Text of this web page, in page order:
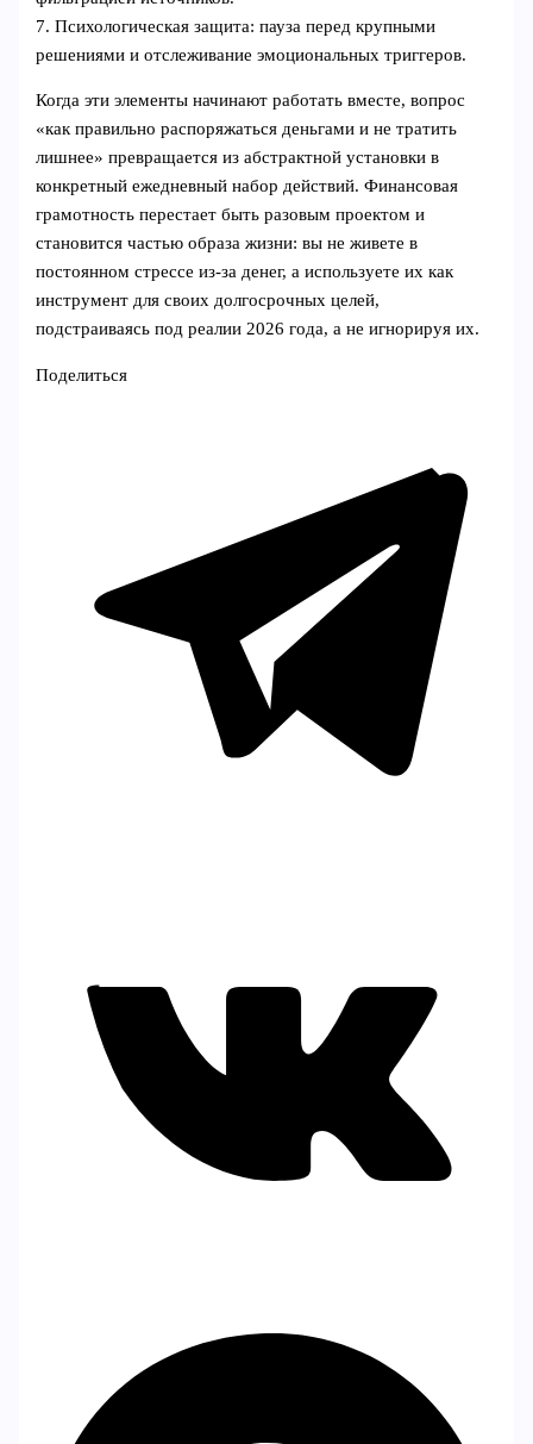
7. Психологическая защита: пауза перед крупными
решениями и отслеживание эмоциональных триггеров.
Когда эти элементы начинают работать вместе, вопрос
«как правильно распоряжаться деньгами и не тратить
лишнее» превращается из абстрактной установки в
конкретный ежедневный набор действий. Финансовая
грамотность перестает быть разовым проектом и
становится частью образа жизни: вы не живете в
постоянном стрессе из‑за денег, а используете их как
инструмент для своих долгосрочных целей,
подстраиваясь под реалии 2026 года, а не игнорируя их.
Поделиться